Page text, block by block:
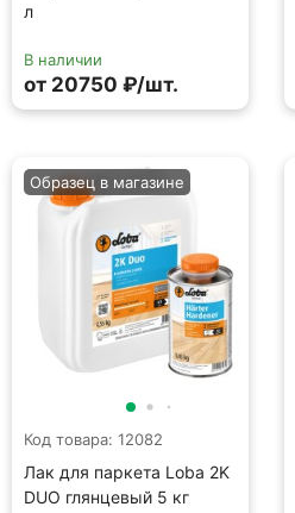
л
В наличии
от 20750 ₽/шт.
Код товара: 12082
Лак для паркета Loba 2K
DUO глянцевый 5 кг
Образец в магазине